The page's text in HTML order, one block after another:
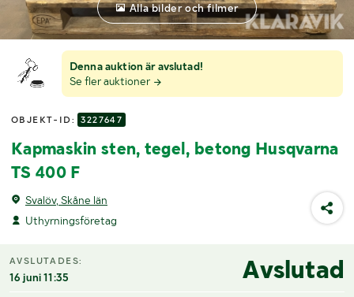
Denna auktion är avslutad!
Se fler auktioner
OBJEKT-ID: 3227647
Kapmaskin sten, tegel, betong Husqvarna
TS 400 F
Svalöv, Skåne län
Uthyrningsföretag
Alla bilder och filmer
AVSLUTADES:
16 juni 11:35 Avslutad